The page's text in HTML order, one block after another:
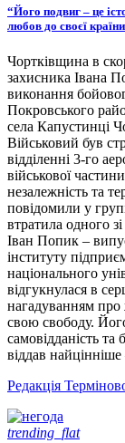
“Його подвиг – це
любов до своєї
Чортківщина в
захисника Івана
виконання
Покровського
села Капустинці
Військовий був
відділенні 3-го
військової
незалежність та
повідомили у
втратила одного
Іван Попик –
інституту
національного
відгукнулася в
нагадуванням про
свою свободу.
самовідданість
віддав
Редакція
trending_flat